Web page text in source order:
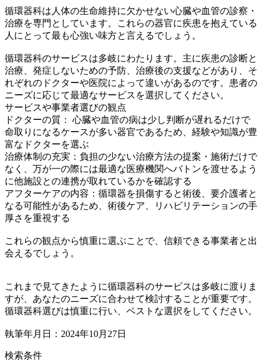
循環器科は人体の生命維持に欠かせない心臓や血管の診察・
治療を専門としています。これらの器官に疾患を抱えている
人にとって最も心強い味方と言えるでしょう。
循環器科のサービスは多岐にわたります。主に疾患の診断と
治療、発症しないための予防、治療後の支援などがあり、そ
れぞれのドクターや医院によって違いがあるのです。患者の
ニーズに応じて最適なサービスを選択してください。
サービスや事業者選びの観点
ドクターの質： 心臓や血管の病は少し判断が遅れるだけで
命取りになるケースが多い器官であるため、経験や知識が豊
富なドクターを選ぶ
治療体制の充実：負担の少ない治療方法の提案・施術だけで
なく、万が一の際には最適な医療機関へバトンを渡せるよう
に他施設との連携が取れているかを確認する
アフターケアの内容：循環器を損傷すると術後、要介護者と
なる可能性があるため、術後ケア、リハビリテーションの手
厚さを重視する
これらの観点から慎重に選ぶことで、信頼できる事業者と出
会えるでしょう。
これまで見てきたように循環器科のサービスは多岐に渡りま
すが、あなたのニーズに合わせて検討することが重要です。
循環器科選びは慎重に行い、ベストな選択をしてください。
執筆年月日：2024年10月27日
検索条件